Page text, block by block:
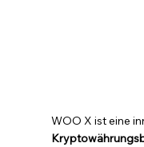
WOO X ist eine